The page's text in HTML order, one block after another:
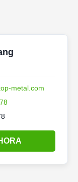
metal.com